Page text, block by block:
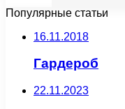
Популярные статьи
16.11.2018
Гардероб
22.11.2023